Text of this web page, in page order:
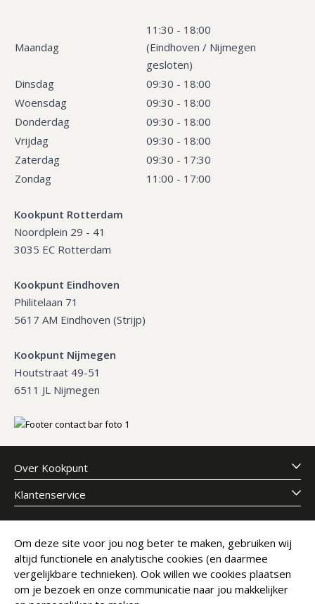
Maandag
11:30 - 18:00
(Eindhoven / Nijmegen
gesloten)
Dinsdag
09:30 - 18:00
Woensdag
09:30 - 18:00
Donderdag
09:30 - 18:00
Vrijdag
09:30 - 18:00
Zaterdag
09:30 - 17:30
Zondag
11:00 - 17:00
Kookpunt Rotterdam
Noordplein 29 - 41
3035 EC Rotterdam
Kookpunt Eindhoven
Philitelaan 71
5617 AM Eindhoven (Strijp)
Kookpunt Nijmegen
Houtstraat 49-51
6511 JL Nijmegen
Over Kookpunt
Klantenservice
Meld je aan voor onze nieuwsbrief
E-mailadres
Abonneer
Om deze site voor jou nog beter te maken, gebruiken wij
altijd functionele en analytische cookies (en daarmee
vergelijkbare technieken). Ook willen we cookies plaatsen
om je bezoek en onze communicatie naar jou makkelijker